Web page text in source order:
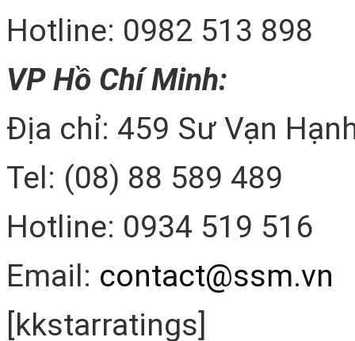
Hotline: 0982 513 898
VP Hồ Chí Minh:
Địa chỉ: 459 Sư Vạn
Tel: (08) 88 589 489
Hotline: 0934 519 516
Email: contact@ssm.vn
[kkstarratings]